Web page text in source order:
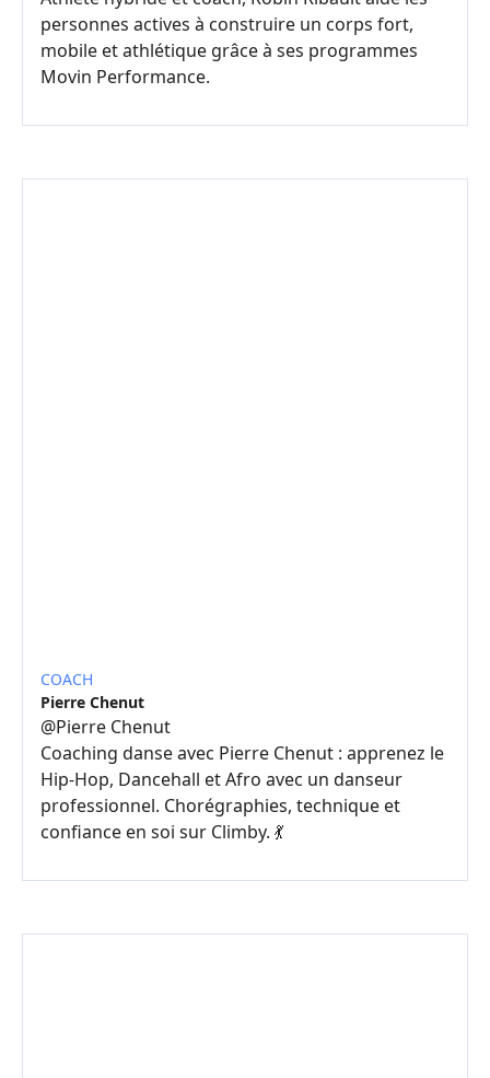
personnes actives à construire un corps fort,
mobile et athlétique grâce à ses programmes
Movin Performance.
COACH
Pierre Chenut
@Pierre Chenut
Coaching danse avec Pierre Chenut : apprenez le
Hip-Hop, Dancehall et Afro avec un danseur
professionnel. Chorégraphies, technique et
confiance en soi sur Climby. 💃